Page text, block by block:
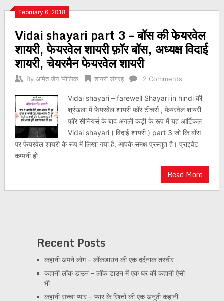
February 6, 2018
Vidai shayari part 3 – बॉस की फेयरवेल
शायरी, फेयरवेल शायरी फ़ॉर बॉस, अध्यक्ष विदाई
शायरी, चेयरमैन फेयरवेल शायरी
By अमित जैन 'मौलिक' शायरी संग्रह 2 Comments
Vidai shayari – farewell Shayari in hindi की
श्रंखला में फेयरवेल शायरी फ़ॉर टीचर्स , फेयरवेल शायरी
फॉर सीनियर्स के बाद अगली कड़ी के रूप में यह आर्टिकल
Vidai shayari ( विदाई शायरी ) part 3 जो कि बॉस
पर फेयरवेल शायरी के रूप में लिखा गया है, आपके समक्ष प्रस्तुत है। प्राइवेट
कम्पनी हो
Read More
Posts
navigation
Recent Posts
कहानी अपने लोग – लॉकडाउन की एक दर्दनाक तस्वीर
कहानी लॉक डाउन – लॉक डाउन में एक घर की कहानी ऐसी
भी
कहानी सच्चा प्यार – प्यार के रिश्तों की एक अनूठी कहानी